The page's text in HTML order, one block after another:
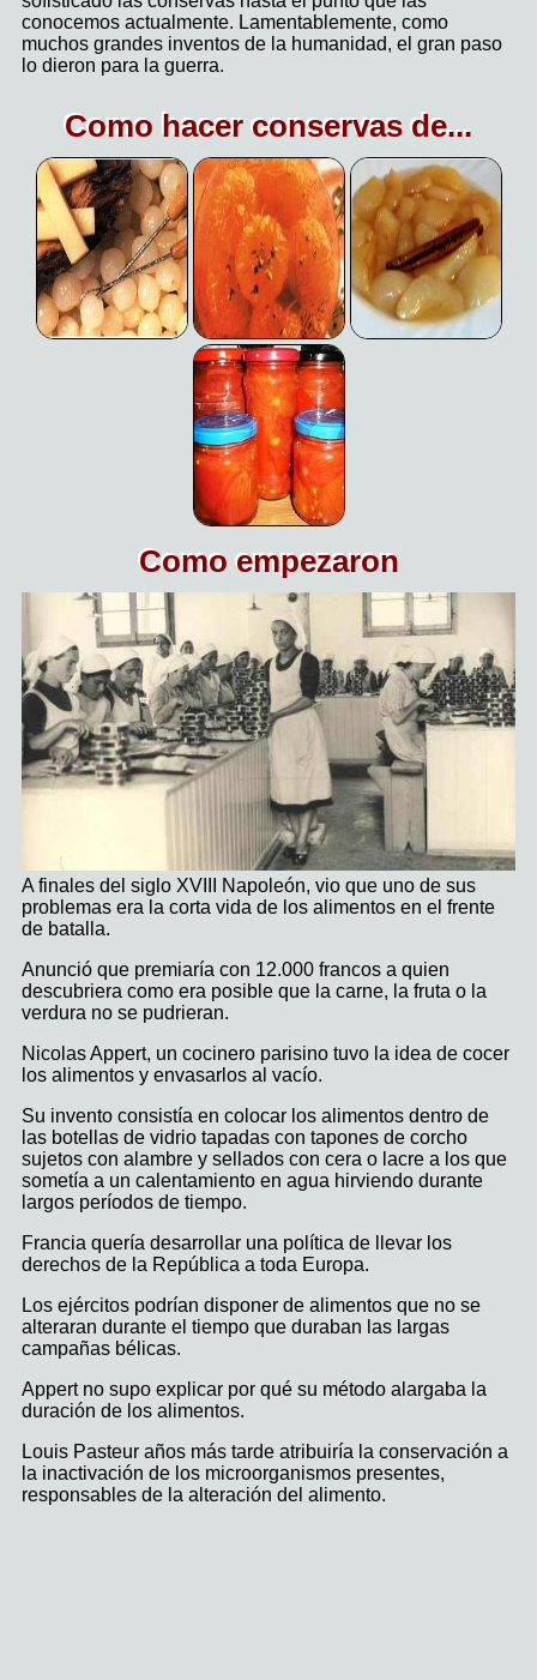
conocemos actualmente. Lamentablemente, como
muchos grandes inventos de la humanidad, el gran paso
lo dieron para la guerra.
Como hacer conservas de...
Como empezaron
A finales del siglo XVIII Napoleón, vio que uno de sus
problemas era la corta vida de los alimentos en el frente
de batalla.
Anunció que premiaría con 12.000 francos a quien
descubriera como era posible que la carne, la fruta o la
verdura no se pudrieran.
Nicolas Appert, un cocinero parisino tuvo la idea de cocer
los alimentos y envasarlos al vacío.
Su invento consistía en colocar los alimentos dentro de
las botellas de vidrio tapadas con tapones de corcho
sujetos con alambre y sellados con cera o lacre a los que
sometía a un calentamiento en agua hirviendo durante
largos períodos de tiempo.
Francia quería desarrollar una política de llevar los
derechos de la República a toda Europa.
Los ejércitos podrían disponer de alimentos que no se
alteraran durante el tiempo que duraban las largas
campañas bélicas.
Appert no supo explicar por qué su método alargaba la
duración de los alimentos.
Louis Pasteur años más tarde atribuiría la conservación a
la inactivación de los microorganismos presentes,
responsables de la alteración del alimento.